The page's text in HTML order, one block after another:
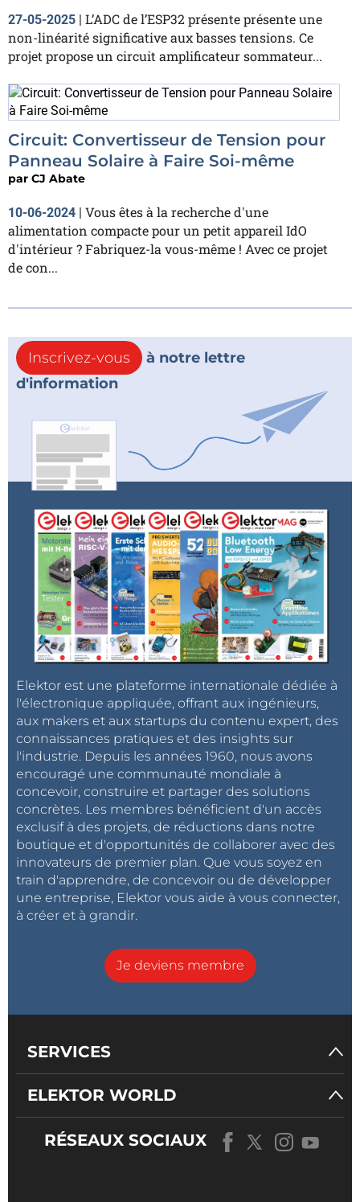
27-05-2025 | L’ADC de l’ESP32 présente présente une
non-linéarité significative aux basses tensions. Ce
projet propose un circuit amplificateur sommateur...
Circuit: Convertisseur de Tension pour
Panneau Solaire à Faire Soi-même
par CJ Abate
10-06-2024 | Vous êtes à la recherche d'une
alimentation compacte pour un petit appareil IdO
d'intérieur ? Fabriquez-la vous-même ! Avec ce projet
de con...
Inscrivez-vous
à notre lettre
d'information
Elektor est une plateforme internationale dédiée à
l'électronique appliquée, offrant aux ingénieurs,
aux makers et aux startups du contenu expert, des
connaissances pratiques et des insights sur
l'industrie. Depuis les années 1960, nous avons
encouragé une communauté mondiale à
concevoir, construire et partager des solutions
concrètes. Les membres bénéficient d'un accès
exclusif à des projets, de réductions dans notre
boutique et d'opportunités de collaborer avec des
innovateurs de premier plan. Que vous soyez en
train d'apprendre, de concevoir ou de développer
une entreprise, Elektor vous aide à vous connecter,
à créer et à grandir.
Je deviens membre
SERVICES
ELEKTOR WORLD
RÉSEAUX SOCIAUX